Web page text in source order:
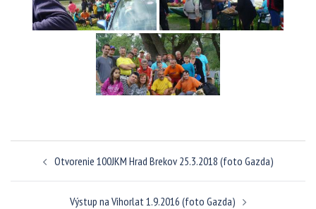
článkamiOtvorenie 100JKM Hrad Brekov 25.3.2018 (foto Gazda)
Výstup na Vihorlat 1.9.2016 (foto Gazda)